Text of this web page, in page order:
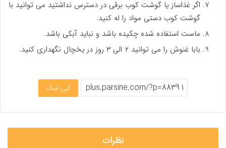
اگر غذاساز یا گوشت کوب برقی در دسترس نداشتید می توانید با
گوشت کوب دستی مواد را له کنید.
ماست استفاده شده چکیده باشد و نباید آبکی باشد.
بابا غنوش را می توانید ۲ الی ۳ روز در یخچال نگهداری کنید.
کپی لینک
نظرات